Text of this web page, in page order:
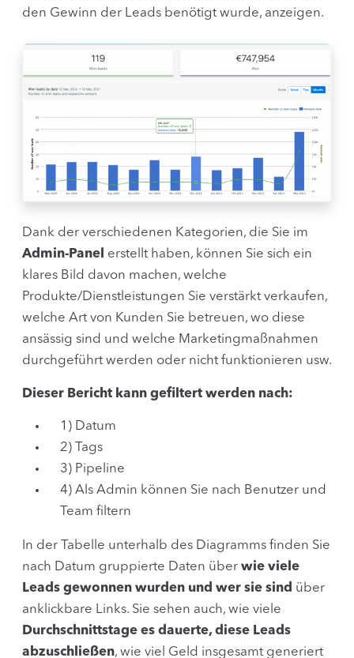
den Gewinn der Leads benötigt wurde, anzeigen.
Dank der verschiedenen Kategorien, die Sie im
Admin-Panel erstellt haben, können Sie sich ein
klares Bild davon machen, welche
Produkte/Dienstleistungen Sie verstärkt verkaufen,
welche Art von Kunden Sie betreuen, wo diese
ansässig sind und welche Marketingmaßnahmen
durchgeführt werden oder nicht funktionieren usw.
Dieser Bericht kann gefiltert werden nach:
1) Datum
2) Tags
3) Pipeline
4) Als Admin können Sie nach Benutzer und
Team filtern
In der Tabelle unterhalb des Diagramms finden Sie
nach Datum gruppierte Daten über wie viele
Leads gewonnen wurden und wer sie sind über
anklickbare Links. Sie sehen auch, wie viele
Durchschnittstage es dauerte, diese Leads
abzuschließen, wie viel Geld insgesamt generiert